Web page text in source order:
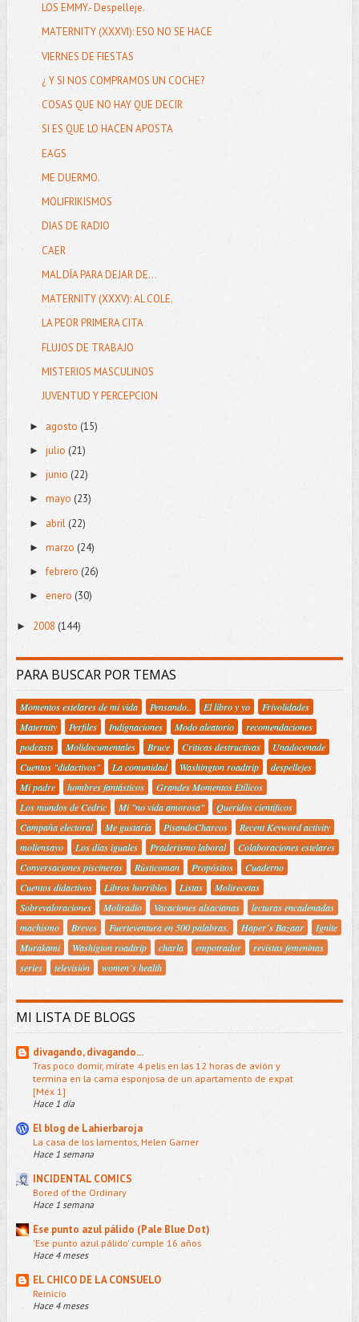
LOS EMMY.- Despelleje.
MATERNITY (XXXVI): ESO NO SE HACE
VIERNES DE FIESTAS
¿ Y SI NOS COMPRAMOS UN COCHE?
COSAS QUE NO HAY QUE DECIR
SI ES QUE LO HACEN APOSTA
EAGS
ME DUERMO.
MOLIFRIKISMOS
DIAS DE RADIO
CAER
MAL DÍA PARA DEJAR DE...
MATERNITY (XXXV): AL COLE.
LA PEOR PRIMERA CITA
FLUJOS DE TRABAJO
MISTERIOS MASCULINOS
JUVENTUD Y PERCEPCION
► agosto (15)
► julio (21)
► junio (22)
► mayo (23)
► abril(22)
► marzo (24)
►febrero (26)
► enero (30)
► 2008 (144)
PARA BUSCAR POR TEMAS
Momentos estelares de mi vida Pensando.. El libro y yo
Frivolidades
Maternity
Perfiles Indignaciones Modo aleatorio
recomendaciones
podcasts
Molidocumentales Bruce Criticas destructivas
Unadocenade
Cuentos "didactivos"
La comunidad Washington roadtrip
despellejes
Mi padre
hombres fantásticos
Grandes Momentos Etílicos
Los mundos de Cedric
Mi "no vida amorosa"
Queridos científicos
Campaña electoral
Me gustaría PisandoCharcos
Recent Keyword activity
moliensayo
Los días iguales Praderismo laboral
Colaboraciones estelares
Conversaciones piscineras
Rústicoman Propósitos
Cuaderno
Cuentos didactivos
Libros horribles Listas
Molirecetas
Sobrevaloraciones
Moliradio Vacaciones alsacianas
lecturas encadenadas
machismo
Breves Fuerteventura en 500 palabras. Haper´s Bazaar
Ignite
Murakami
Washigton roadtrip charla empotrador
revistas femeninas
series
televisión women´s health
MI LISTA DE BLOGS
divagando, divagando...
Tras poco domir, mírate 4 pelis en las 12 horas de avión y
termina en la cama esponjosa de un apartamento de expat
[Méx 1]
Hace 1 día
El blog de Lahierbaroja
La casa de los lamentos, Helen Garner
Hace 1 semana
INCIDENTAL COMICS
Bored of the Ordinary
Hace 1 semana
Ese punto azul pálido (Pale Blue Dot)
'Ese punto azul pálido' cumple 16 años
Hace 4 meses
EL CHICO DE LA CONSUELO
Reinicio
Hace 4 meses